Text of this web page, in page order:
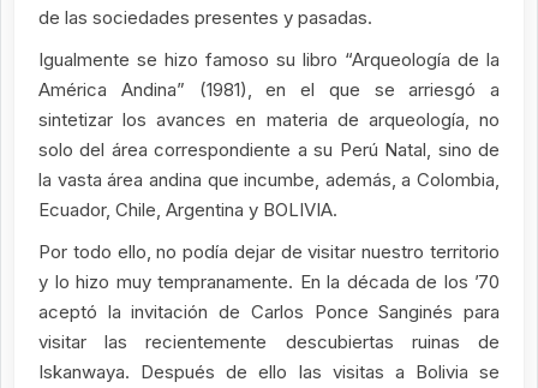
de las sociedades presentes y pasadas.
Igualmente se hizo famoso su libro “Arqueología de la
América Andina” (1981), en el que se arriesgó a
sintetizar los avances en materia de arqueología, no
solo del área correspondiente a su Perú Natal, sino de
la vasta área andina que incumbe, además, a Colombia,
Ecuador, Chile, Argentina y BOLIVIA.
Por todo ello, no podía dejar de visitar nuestro territorio
y lo hizo muy tempranamente. En la década de los ’70
aceptó la invitación de Carlos Ponce Sanginés para
visitar las recientemente descubiertas ruinas de
Iskanwaya. Después de ello las visitas a Bolivia se